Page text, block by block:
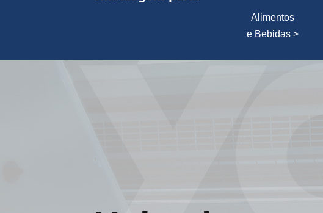
Alimentos
e Bebidas >